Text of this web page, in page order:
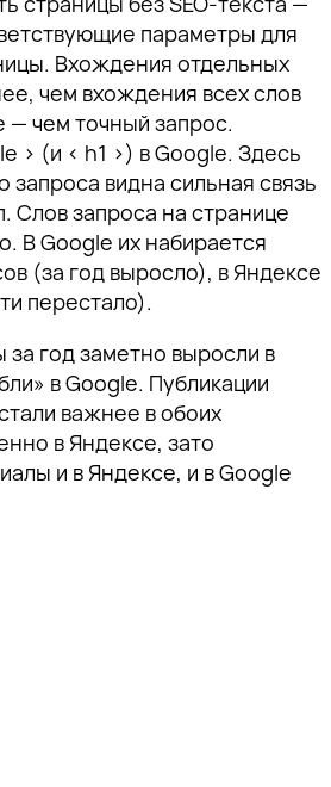
параметры для
Вхождения отдельных
чем вхождения всех слов
— чем точный запрос.
(и h1
) в Google. Здесь
запроса видна сильная связь
Слов запроса на странице
В Google их набирается
(за год выросло), в Яндексе
перестало).
год заметно выросли в
в Google. Публикации
важнее в обоих
в Яндексе, зато
и в Яндексе, и в Google